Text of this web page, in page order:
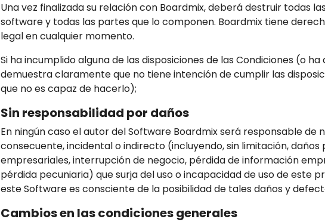
Una vez finalizada su relación con Boardmix, deberá destruir todas
software y todas las partes que lo componen. Boardmix tiene
legal en cualquier momento.
Si ha incumplido alguna de las disposiciones de las Condiciones (o
demuestra claramente que no tiene intención de cumplir las
que no es capaz de hacerlo);
Sin responsabilidad por daños
En ningún caso el autor del Software Boardmix será responsable de
consecuente, incidental o indirecto (incluyendo, sin limitación,
empresariales, interrupción de negocio, pérdida de información
pérdida pecuniaria) que surja del uso o incapacidad de uso de este
este Software es consciente de la posibilidad de tales daños y
Cambios en las condiciones generales